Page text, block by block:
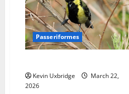
Passeriformes
Kevin Uxbridge
March 22,
2026